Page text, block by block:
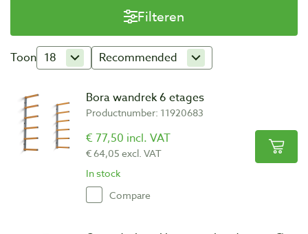
Filteren
Toon 18 Recommended
Bora wandrek 6 etages
Productnumber: 11920683
€ 77,50 incl. VAT
€ 64,05 excl. VAT
In stock
Compare